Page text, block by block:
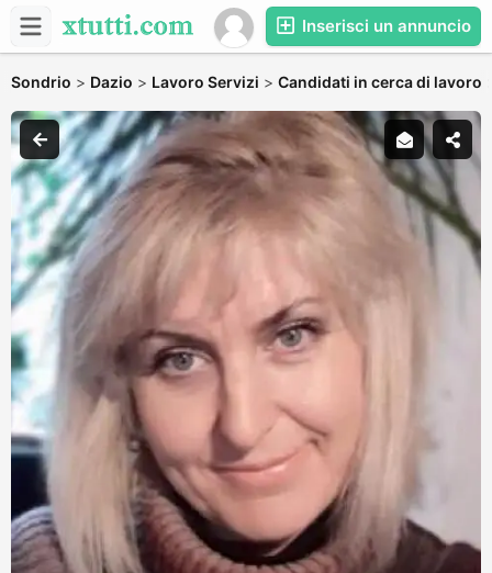
Inserisci un annuncio
Sondrio > Dazio > Lavoro Servizi > Candidati in cerca di lavoro